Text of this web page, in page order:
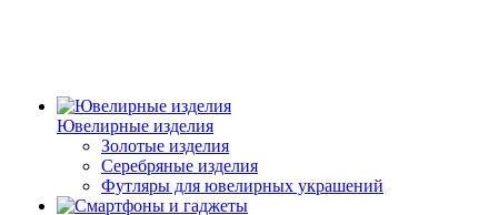
Ювелирные изделия
Золотые изделия
Серебряные изделия
Футляры для ювелирных украшений